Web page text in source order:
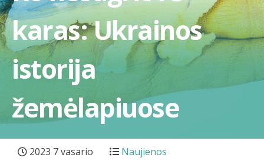
karas: Ukrainos
istorija
žemėlapiuose
2023 7 vasario Naujienos